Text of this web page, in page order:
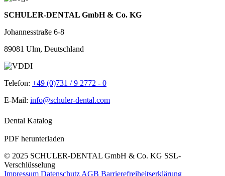
SCHULER-DENTAL GmbH & Co. KG
Johannesstraße 6-8
89081 Ulm, Deutschland
Telefon: +49 (0)731 / 9 2772 - 0
E-Mail: info@schuler-dental.com
Dental Katalog
PDF herunterladen
© 2025 SCHULER-DENTAL GmbH & Co. KG SSL-
Verschlüsselung
Impressum Datenschutz AGB Barrierefreiheitserklärung